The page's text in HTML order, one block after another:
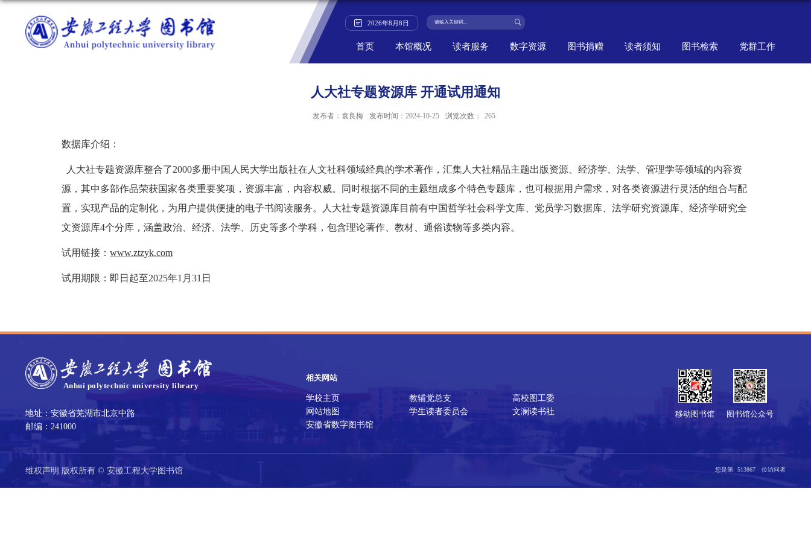
2026年8 月8日
首页 本馆概况 读者服务 数字资源 图书捐赠 读者须知 图书检索 党群工作
人大社专题资源库 开通试用通知
发布者：袁良梅 发布时间：2024-10-25 浏览次数： 265
数据库介绍：
人大社专题资源库整合了2000多册中国人民大学出版社在人文社科领域经典的学术著作，汇集人大社精品主题出版资源、经济学、法学、管理学等领域的内容资
源，其中多部作品荣获国家各类重要奖项，资源丰富，内容权威。同时根据不同的主题组成多个特色专题库，也可根据用户需求，对各类资源进行灵活的组合与配
置，实现产品的定制化，为用户提供便捷的电子书阅读服务。人大社专题资源库目前有中国哲学社会科学文库、党员学习数据库、法学研究资源库、经济学研究全
文资源库4个分库，涵盖政治、经济、法学、历史等多个学科，包含理论著作、教材、通俗读物等多类内容。
试用链接： www.ztzyk.com
试用期限：即日起至2025年1月31日
地址：安徽省芜湖市北京中路
邮编：241000
相关网站
学校主页 教辅党总支
高校图工委
网站地图
学生读者委员会
文澜读书社
安徽省数字图书馆
移动图书馆 图书馆公众号
维权声明 版权所有 © 安徽工程大学图书馆 您是第 513867 位访问者